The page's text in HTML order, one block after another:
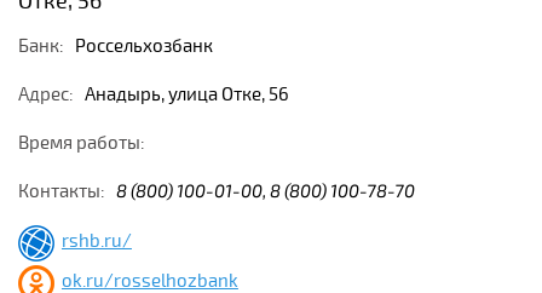
Банк: Россельхозбанк
Адрес: Анадырь, улица Отке, 56
Время работы:
Контакты: 8 (800) 100-01-00, 8 (800) 100-78-70
rshb.ru/
ok.ru/rosselhozbank